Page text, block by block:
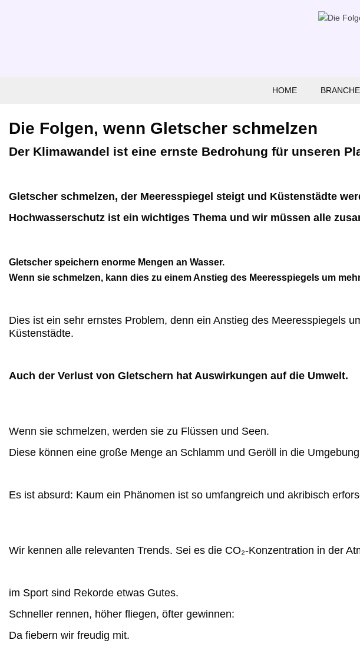
HOME
Handel
Wohnen
Haustiere
Event
Die Folgen, wenn Gletscher schmelzen
Der Klimawandel ist eine ernste Bedrohung für unseren
Gletscher schmelzen, der Meeresspiegel steigt und Küstenstädte
Hochwasserschutz ist ein wichtiges Thema und wir müssen alle
Gletscher speichern enorme Mengen an Wasser.
Wenn sie schmelzen, kann dies zu einem Anstieg des Meeresspiegels um
Dies ist ein sehr ernstes Problem, denn ein Anstieg des Meeresspiegels
Küstenstädte.
Auch der Verlust von Gletschern hat Auswirkungen auf die Umwelt.
Wenn sie schmelzen, werden sie zu Flüssen und Seen.
Diese können eine große Menge an Schlamm und Geröll in die Umgebung
Es ist absurd: Kaum ein Phänomen ist so umfangreich und akribisch
Wir kennen alle relevanten Trends. Sei es die CO₂-Konzentration in der
im Sport sind Rekorde etwas Gutes.
Schneller rennen, höher fliegen, öfter gewinnen:
Da fiebern wir freudig mit.